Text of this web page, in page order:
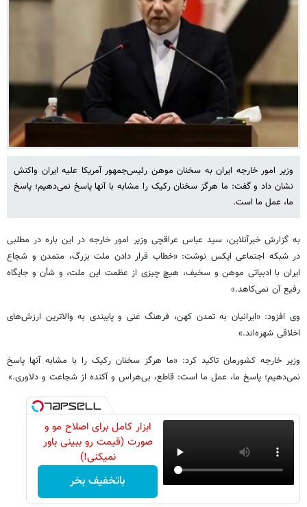
وزیر امور خارجه ایران به سخنان موهن رئیس‌جمهور آمریکا علیه ایران واکنش
نشان داد و گفت: ما هرگز سخنان رکیک را مشابه با آنها پاسخ نمی‌دهیم؛ پاسخ
ما، عمل ما است.
به گزارش خبرآنلاین، سید عباس عراقچی وزیر امور خارجه در این باره در مطلبی
در شبکه اجتماعی ایکس نوشت: «خطاب قرار دادن ملت بزرگ، متمدن و شجاع
ایران با ادبیاتی موهن و سخیف، هیچ چیزی از عظمت این ملت، و شأن و جایگاه
رفیع آن نمی‌کاهد.»
وی افزود: «ایرانیان به تمدن کهن، فرهنگ غنی و پایبندی به والاترین ارزش‌های
اخلاقی شهره‌اند.»
وزیر خارجه کشورمان تاکید کرد: «ما هرگز سخنان رکیک را با مشابه آنها پاسخ
نمی‌دهیم؛ پاسخ ما، عمل ما است: قاطع، بی‌هراس و آکنده از شجاعت و دلاوری.»
ابزار کامل برای اصلاح مو و
صورت (قیمت رو ببینی باور
نمیکنی!)
باتخفیف بخر